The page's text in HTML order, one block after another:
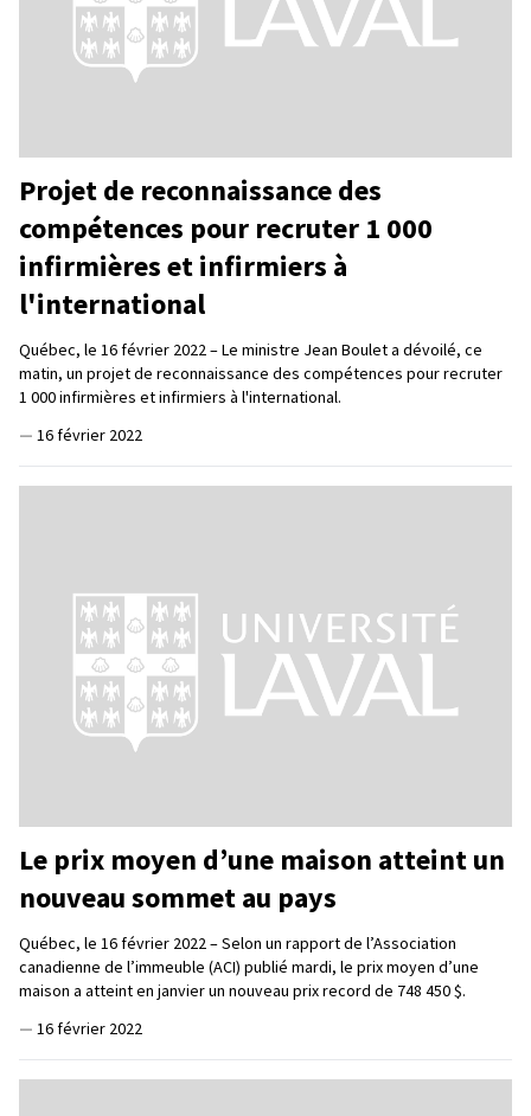
Projet de reconnaissance des
compétences pour recruter 1 000
infirmières et infirmiers à
l'international
Québec, le 16 février 2022 – Le ministre Jean Boulet a dévoilé, ce
matin, un projet de reconnaissance des compétences pour recruter
1 000 infirmières et infirmiers à l'international.
— 16 février 2022
Le prix moyen d’une maison atteint un
nouveau sommet au pays
Québec, le 16 février 2022 – Selon un rapport de l’Association
canadienne de l’immeuble (ACI) publié mardi, le prix moyen d’une
maison a atteint en janvier un nouveau prix record de 748 450 $.
— 16 février 2022